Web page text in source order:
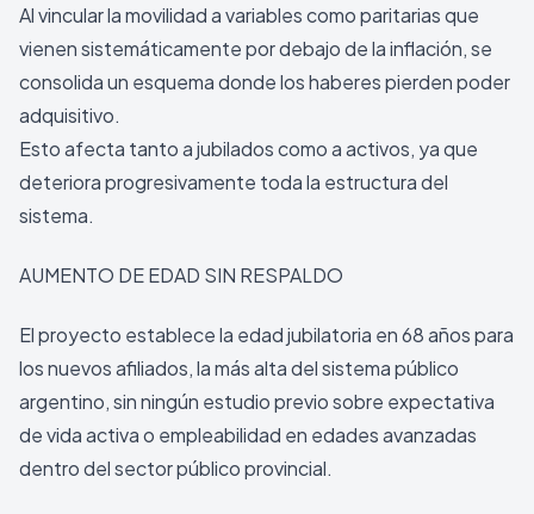
Al vincular la movilidad a variables como paritarias que
vienen sistemáticamente por debajo de la inflación, se
consolida un esquema donde los haberes pierden poder
adquisitivo.
Esto afecta tanto a jubilados como a activos, ya que
deteriora progresivamente toda la estructura del
sistema.
AUMENTO DE EDAD SIN RESPALDO
El proyecto establece la edad jubilatoria en 68 años para
los nuevos afiliados, la más alta del sistema público
argentino, sin ningún estudio previo sobre expectativa
de vida activa o empleabilidad en edades avanzadas
dentro del sector público provincial.